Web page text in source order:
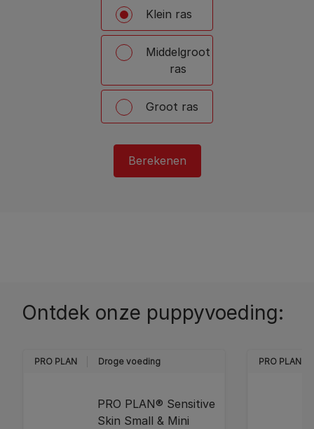
Klein ras
Middelgroot
ras
Groot ras
Berekenen
Ontdek onze puppyvoeding:
PRO PLAN Droge voeding
PRO PLAN® Sensitive
Skin Small & Mini
PRO PLAN